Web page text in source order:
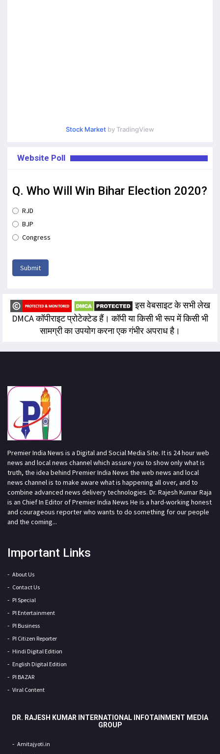
Stock Market by TradingView
Website Poll
Q. Who Will Win Bihar Election 2020?
RJD
BJP
Congress
Submit
इस वेबसाइट के सभी लेख
DMCA कॉपीराइट प्रोटेक्टेड हैं। कॉपी या किसी भी रूप में किसी भी
सामग्री का उपयोग करना एक गंभीर अपराध है।
Premier India News is a Digital and Social Media Site. It is 24 hour web
news and local news channel which assure you to show only what is
truth, the idea behind Premier India News the web news and local
news channel is to make aware what is happening all over, and to
combine advanced news delivery technologies. Dr. Rajesh Kumar Raja
is an Chief In Editor of Premier India News He is a hard-working honest
and courageous reporter who wants to do something for our people
and the coming...
Important Links
About Us
Contact Us
PI Special
PI Entertainment
PI Business
PI Citizen Reporter
Hindi Digital Edition
English Digital Edition
PI BAZAR
Viral Content
DR. RAJESH KUMAR INTERNATIONAL INFOTAINMENT MEDIA
GROUP
Amitajyoti.in